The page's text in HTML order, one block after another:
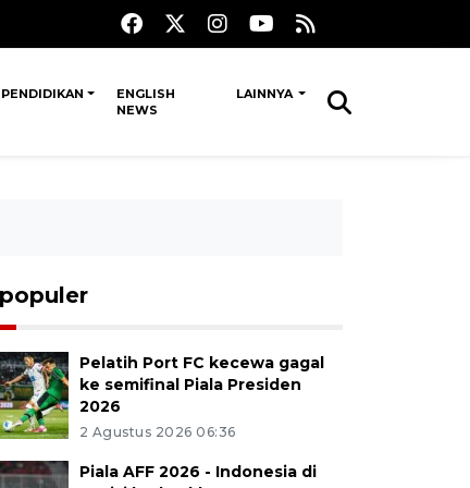
PENDIDIKAN
ENGLISH
NEWS
LAINNYA
Pelatih Port FC kecewa gagal
ke semifinal Piala Presiden
2026
2 Agustus 2026 06:36
Piala AFF 2026 - Indonesia di